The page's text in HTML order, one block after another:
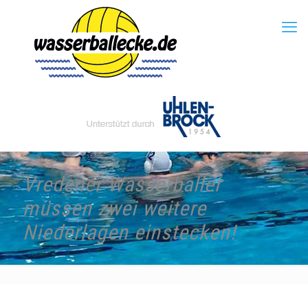
Vredener Wasserballer
müssen zwei weitere
Niederlagen einstecken!